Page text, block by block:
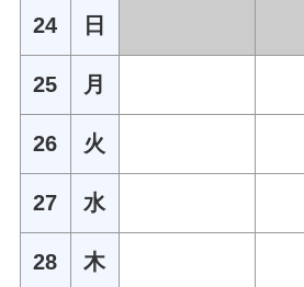
24 日
25 月
26 火
27 水
28 木